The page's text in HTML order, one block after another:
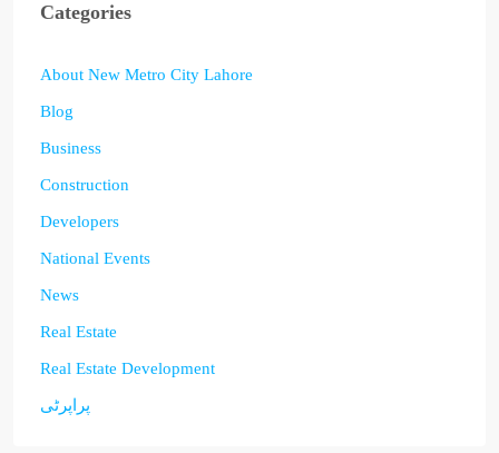
Categories
About New Metro City Lahore
Blog
Business
Construction
Developers
National Events
News
Real Estate
Real Estate Development
پراپرٹی